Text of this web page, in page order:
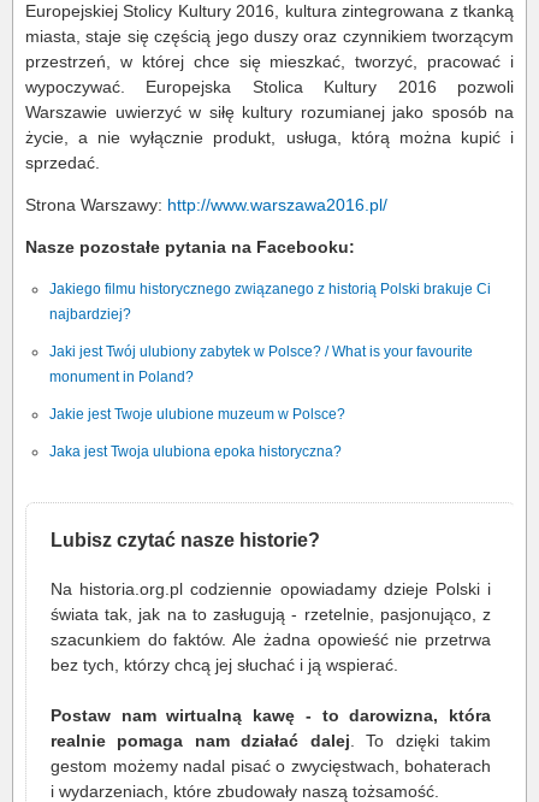
Europejskiej Stolicy Kultury 2016, kultura zintegrowana z tkanką
miasta, staje się częścią jego duszy oraz czynnikiem tworzącym
przestrzeń, w której chce się mieszkać, tworzyć, pracować i
wypoczywać. Europejska Stolica Kultury 2016 pozwoli
Warszawie uwierzyć w siłę kultury rozumianej jako sposób na
życie, a nie wyłącznie produkt, usługa, którą można kupić i
sprzedać.
Strona Warszawy: http://www.warszawa2016.pl/
Nasze pozostałe pytania na Facebooku:
Jakiego filmu historycznego związanego z historią Polski brakuje Ci
najbardziej?
Jaki jest Twój ulubiony zabytek w Polsce? / What is your favourite
monument in Poland?
Jakie jest Twoje ulubione muzeum w Polsce?
Jaka jest Twoja ulubiona epoka historyczna?
Lubisz czytać nasze historie?
Na historia.org.pl codziennie opowiadamy dzieje Polski i
świata tak, jak na to zasługują - rzetelnie, pasjonująco, z
szacunkiem do faktów. Ale żadna opowieść nie przetrwa
bez tych, którzy chcą jej słuchać i ją wspierać.
Postaw nam wirtualną kawę - to darowizna, która
realnie pomaga nam działać dalej . To dzięki takim
gestom możemy nadal pisać o zwycięstwach, bohaterach
i wydarzeniach, które zbudowały naszą tożsamość.